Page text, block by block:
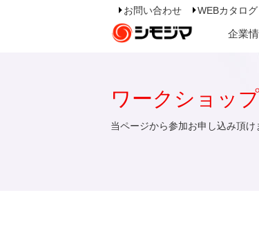
お問い合わせ WEBカタログ
企業
ワークショッ
当ページから参加お申し込み頂け